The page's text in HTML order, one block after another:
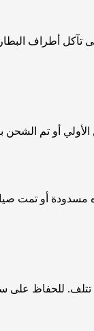
تآكل أطراف
أو تم الشحن
مسدودة أو تمت
للحفاظ على